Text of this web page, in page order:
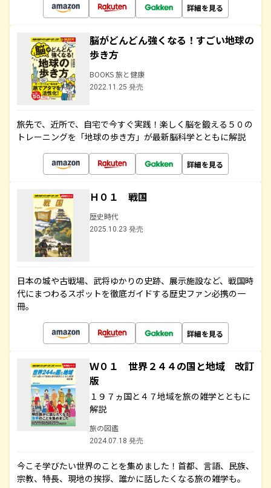
詳細を見る
脳がどんどん強くなる！すごい地球の
歩き方
BOOKS 旅と健康
2022.11.25 発売
旅先で、近所で、自宅で今すぐ実践！楽しく脳を鍛える５０の
トレーニングを「地球の歩き方」が最新脳科学とともに解説
詳細を見る
Ｈ０１ 戦国
歴史時代
2025.10.23 発売
日本の城や古戦場、武将ゆかりの史跡、展示施設など、戦国時
代にまつわるスポットを徹底ガイドする歴史ファン必携の一
冊。
詳細を見る
Ｗ０１ 世界２４４の国と地域 改訂
版
１９７ヵ国と４７地域を旅の雑学とともに
解説
旅の図鑑
2024.07.18 発売
今こそ学びたい世界のことを集めました！首都、言語、民族、
宗教、特長、現地の挨拶、誰かに話したくなる旅の雑学も。